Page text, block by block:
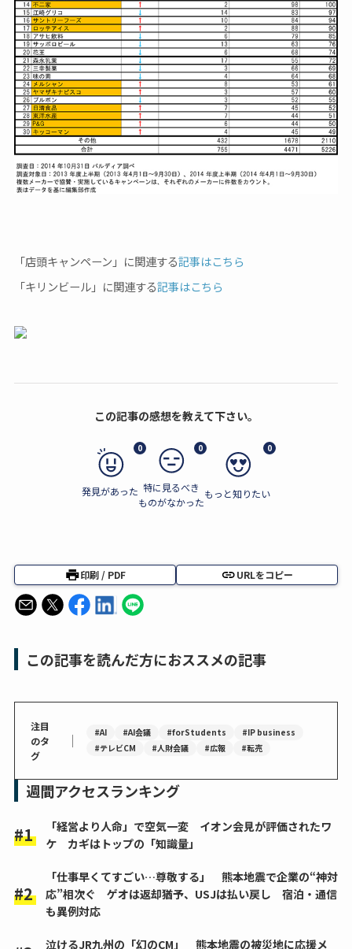
「店頭キャンペーン」に関連する記事はこちら
「キリンビール」に関連する記事はこちら
この記事の感想を教えて下さい。
0
発見があった
0
特に見るべき
ものがなかった
0
もっと知りたい
印刷 / PDF URLをコピー
この記事を読んだ方におススメの記事
注目
のタ
グ
｜ #AI #AI会議 #forStudents
#IP business
#テレビCM
#人財会議 #広報 #転売
週間アクセスランキング
「経営より人命」で空気一変 イオン会見が評価されたワ
ケ カギはトップの「知識量」
「仕事早くてすごい…尊敬する」 熊本地震で企業の“神対
応”相次ぐ ゲオは返却猶予、USJは払い戻し 宿泊・通信
も異例対応
泣けるJR九州の「幻のCM」 熊本地震の被災地に応援メ